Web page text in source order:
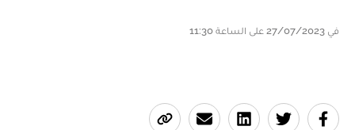
في 27/07/2023 على الساعة 11:30